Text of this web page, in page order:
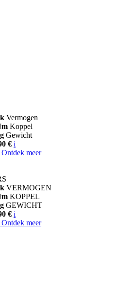
Vermogen
Koppel
Gewicht
€ i
Ontdek meer
VERMOGEN
KOPPEL
GEWICHT
€ i
Ontdek meer